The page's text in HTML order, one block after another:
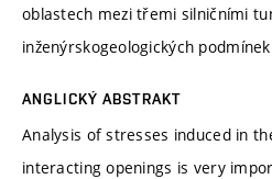
oblastech mezi třemi silničními
inženýrskogeologických
ANGLICKÝ ABSTRAKT
Analysis of stresses induced in
interacting openings is very